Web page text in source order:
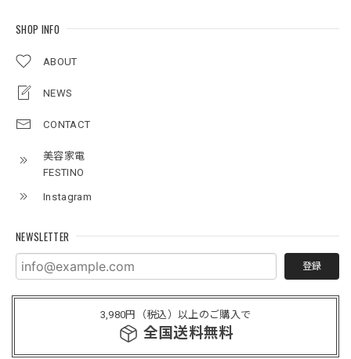
SHOP INFO
ABOUT
NEWS
CONTACT
美容家電
FESTINO
Instagram
NEWSLETTER
登録
3,980円（税込）以上のご購入で
全国送料無料